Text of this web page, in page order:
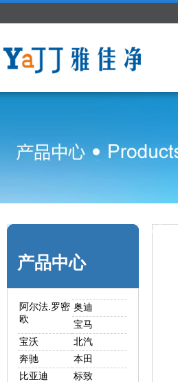
产品中心
阿尔法.罗密
欧
奥迪
宝马
宝沃
北汽
奔驰
本田
比亚迪
标致